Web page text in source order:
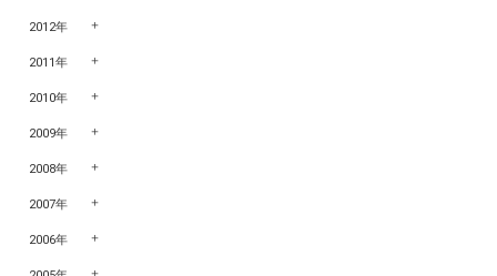
2012年
2011年
2010年
2009年
2008年
2007年
2006年